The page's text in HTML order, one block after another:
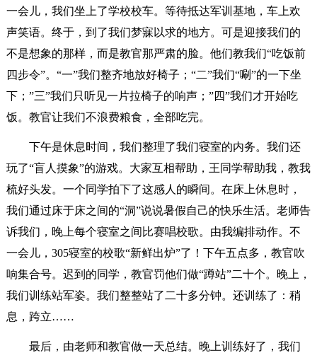
一会儿，我们坐上了学校校车。等待抵达军训基地，车上欢
声笑语。终于，到了我们梦寐以求的地方。可是迎接我们的
不是想象的那样，而是教官那严肃的脸。他们教我们“吃饭前
四步令”。“一”我们整齐地放好椅子；“二”我们“唰”的一下坐
下；”三”我们只听见一片拉椅子的响声；”四”我们才开始吃
饭。教官让我们不浪费粮食，全部吃完。
下午是休息时间，我们整理了我们寝室的内务。我们还
玩了“盲人摸象”的游戏。大家互相帮助，王同学帮助我，教我
梳好头发。一个同学拍下了这感人的瞬间。在床上休息时，
我们通过床于床之间的“洞”说说暑假自己的快乐生活。老师告
诉我们，晚上每个寝室之间比赛唱校歌。由我编排动作。不
一会儿，305寝室的校歌“新鲜出炉”了！下午五点多，教官吹
响集合号。迟到的同学，教官罚他们做“蹲站”二十个。晚上，
我们训练站军姿。我们整整站了二十多分钟。还训练了：稍
息，跨立……
最后，由老师和教官做一天总结。晚上训练好了，我们